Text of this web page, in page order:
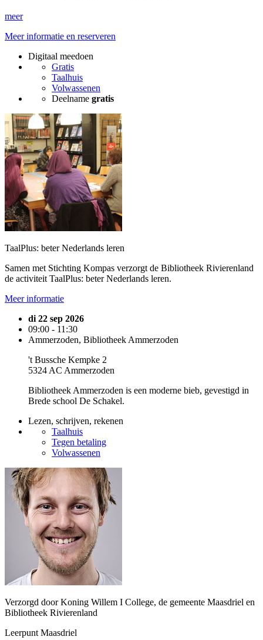
meer
Meer informatie en reserveren
Digitaal meedoen
Gratis
Taalhuis
Volwassenen
Deelname gratis
TaalPlus: beter Nederlands leren
Samen met Stichting Kompas verzorgt de Bibliotheek Rivierenland
de activiteit TaalPlus: beter Nederlands leren.
Meer informatie
di 22 sep 2026
09:00 - 11:30
Ammerzoden, Bibliotheek Ammerzoden
't Bussche Kempke 2
5324 AC Ammerzoden
Bibliotheek Ammerzoden is een moderne bieb, gevestigd in
Brede school De Schakel.
Lezen, schrijven, rekenen
Taalhuis
Tegen betaling
Volwassenen
Verzorgd door Koning Willem I College, de gemeente Maasdriel en
Bibliotheek Rivierenland
Leerpunt Maasdriel